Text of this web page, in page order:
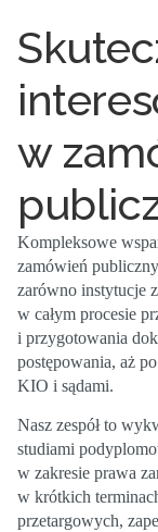
w
Kompleksowe
zamówień
zarówno instytucje
w całym procesie
i przygotowania
postępowania, aż
KIO i sądami.
Nasz zespół to
studiami
w zakresie prawa
w krótkich
przetargowych,